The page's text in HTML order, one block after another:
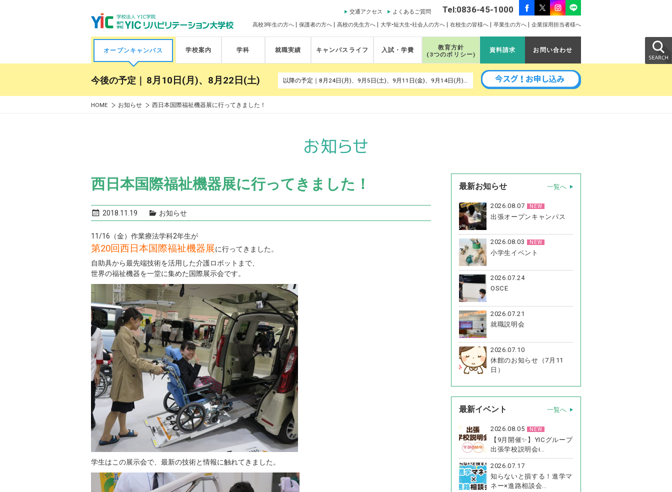
高校3年生の方へ 保護者の方へ 高校の先生方へ 大学•短大生•社会人の方へ 在校生の皆様へ 卒業生の方へ 企業採用担当者様へ
Tel:0836-45-1000
交通アクセス よくあるご質問
オープンキャンパス 学校案内 学科 就職実績 キャンパスライフ 入試・学費
教育方針
(3つのポリシー)
資料請求 お問い合わせ
今後の予定｜ 8月10日(月)、8月22日(土) 以降の予定｜8月24日(月)、9月5日(土)、9月11日(金)、9月14日(月)、9月16日(水)、9月26日(土)、10月3日(土)、10月24日(土)
HOME お知らせ 西日本国際福祉機器展に行ってきました！
西日本国際福祉機器展に行ってきました！
2018.11.19 お知らせ
11/16（金）作業療法学科2年生が
第20回西日本国際福祉機器展に行ってきました。
自助具から最先端技術を活用した介護ロボットまで、
世界の福祉機器を一堂に集めた国際展示会です。
学生はこの展示会で、最新の技術と情報に触れてきました。
最新お知らせ 一覧へ
2026.08.07 NEW
出張オープンキャンパス
2026.08.03 NEW
小学生イベント
2026.07.24
OSCE
2026.07.21
就職説明会
2026.07.10
休館のお知らせ（7月11
日）
最新イベント 一覧へ
2026.08.05 NEW
【9月開催✨】YICグループ
出張学校説明会i…
2026.07.17
知らないと損する！進学マ
ネー×進路相談会…